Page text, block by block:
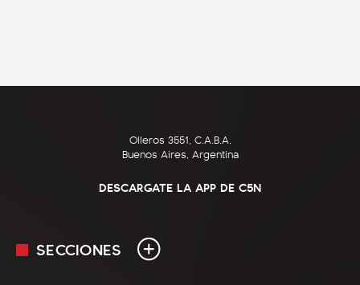
Olleros 3551, C.A.B.A.
Buenos Aires, Argentina
DESCARGATE LA APP DE C5N
SECCIONES